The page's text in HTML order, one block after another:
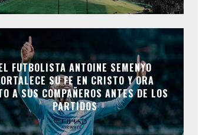
FUTBOLISTA ANTOINE SEMENYO
SU FE EN CRISTO Y ORA
A SUS COMPAÑEROS ANTES DE LOS
PARTIDOS